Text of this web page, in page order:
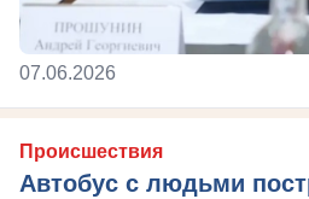
07.06.2026
Происшествия
Автобус с людьми